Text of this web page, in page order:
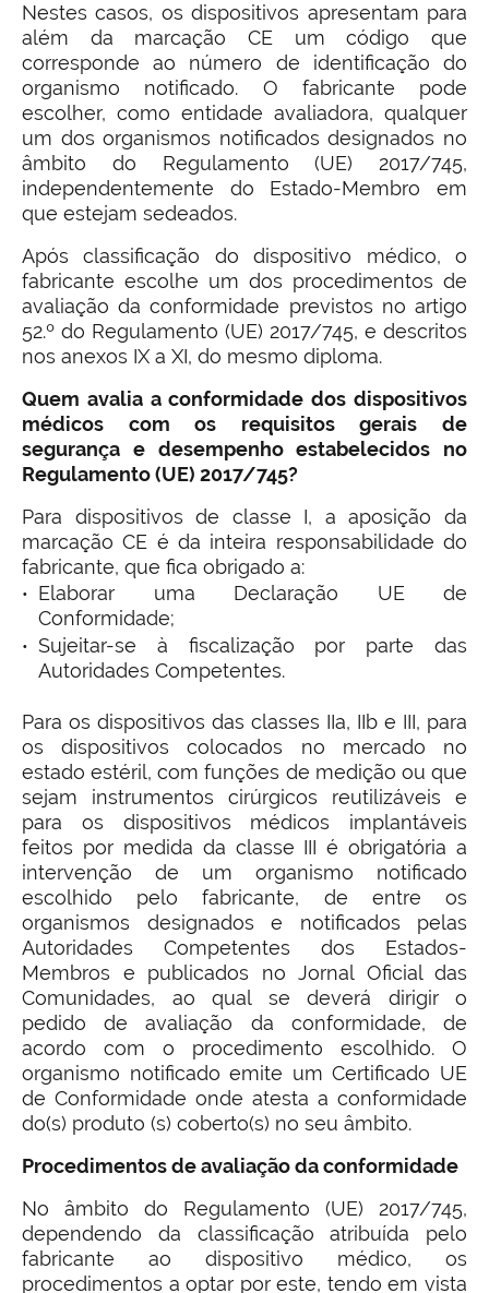
Nestes casos, os dispositivos apresentam para
além da marcação CE um código que
corresponde ao número de identificação do
organismo notificado. O fabricante pode
escolher, como entidade avaliadora, qualquer
um dos organismos notificados designados no
âmbito do Regulamento (UE) 2017/745,
independentemente do Estado-Membro em
que estejam sedeados.
Após classificação do dispositivo médico, o
fabricante escolhe um dos procedimentos de
avaliação da conformidade previstos no artigo
52.º do Regulamento (UE) 2017/745, e descritos
nos anexos IX a XI, do mesmo diploma.
Quem avalia a conformidade dos dispositivos
médicos com os requisitos gerais de
segurança e desempenho estabelecidos no
Regulamento (UE) 2017/745?
Para dispositivos de classe I, a aposição da
marcação CE é da inteira responsabilidade do
fabricante, que fica obrigado a:
Elaborar uma Declaração UE de
Conformidade;
Sujeitar-se à fiscalização por parte das
Autoridades Competentes.
Para os dispositivos das classes IIa, IIb e III, para
os dispositivos colocados no mercado no
estado estéril, com funções de medição ou que
sejam instrumentos cirúrgicos reutilizáveis e
para os dispositivos médicos implantáveis
feitos por medida da classe III é obrigatória a
intervenção de um organismo notificado
escolhido pelo fabricante, de entre os
organismos designados e notificados pelas
Autoridades Competentes dos Estados-
Membros e publicados no Jornal Oficial das
Comunidades, ao qual se deverá dirigir o
pedido de avaliação da conformidade, de
acordo com o procedimento escolhido. O
organismo notificado emite um Certificado UE
de Conformidade onde atesta a conformidade
do(s) produto (s) coberto(s) no seu âmbito.
Procedimentos de avaliação da conformidade
No âmbito do Regulamento (UE) 2017/745,
dependendo da classificação atribuída pelo
fabricante ao dispositivo médico, os
procedimentos a optar por este, tendo em vista